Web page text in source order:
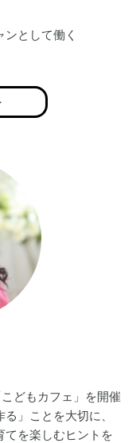
として働く
どもカフェ」を開催
」ことを大切に、
てを楽しむヒントを